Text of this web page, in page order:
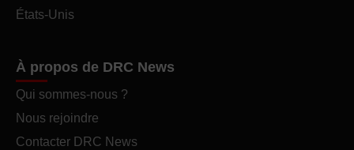
États-Unis
À propos de DRC News
Qui sommes-nous ?
Nous rejoindre
Contacter DRC News